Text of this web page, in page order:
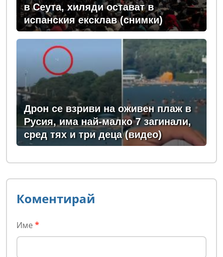
в Сеута, хиляди остават в
испанския ексклав (снимки)
Дрон се взриви на оживен плаж в
Русия, има най-малко 7 загинали,
сред тях и три деца (видео)
Коментирай
Име *